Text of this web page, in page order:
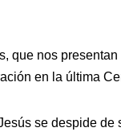
que nos
en la última
se despide